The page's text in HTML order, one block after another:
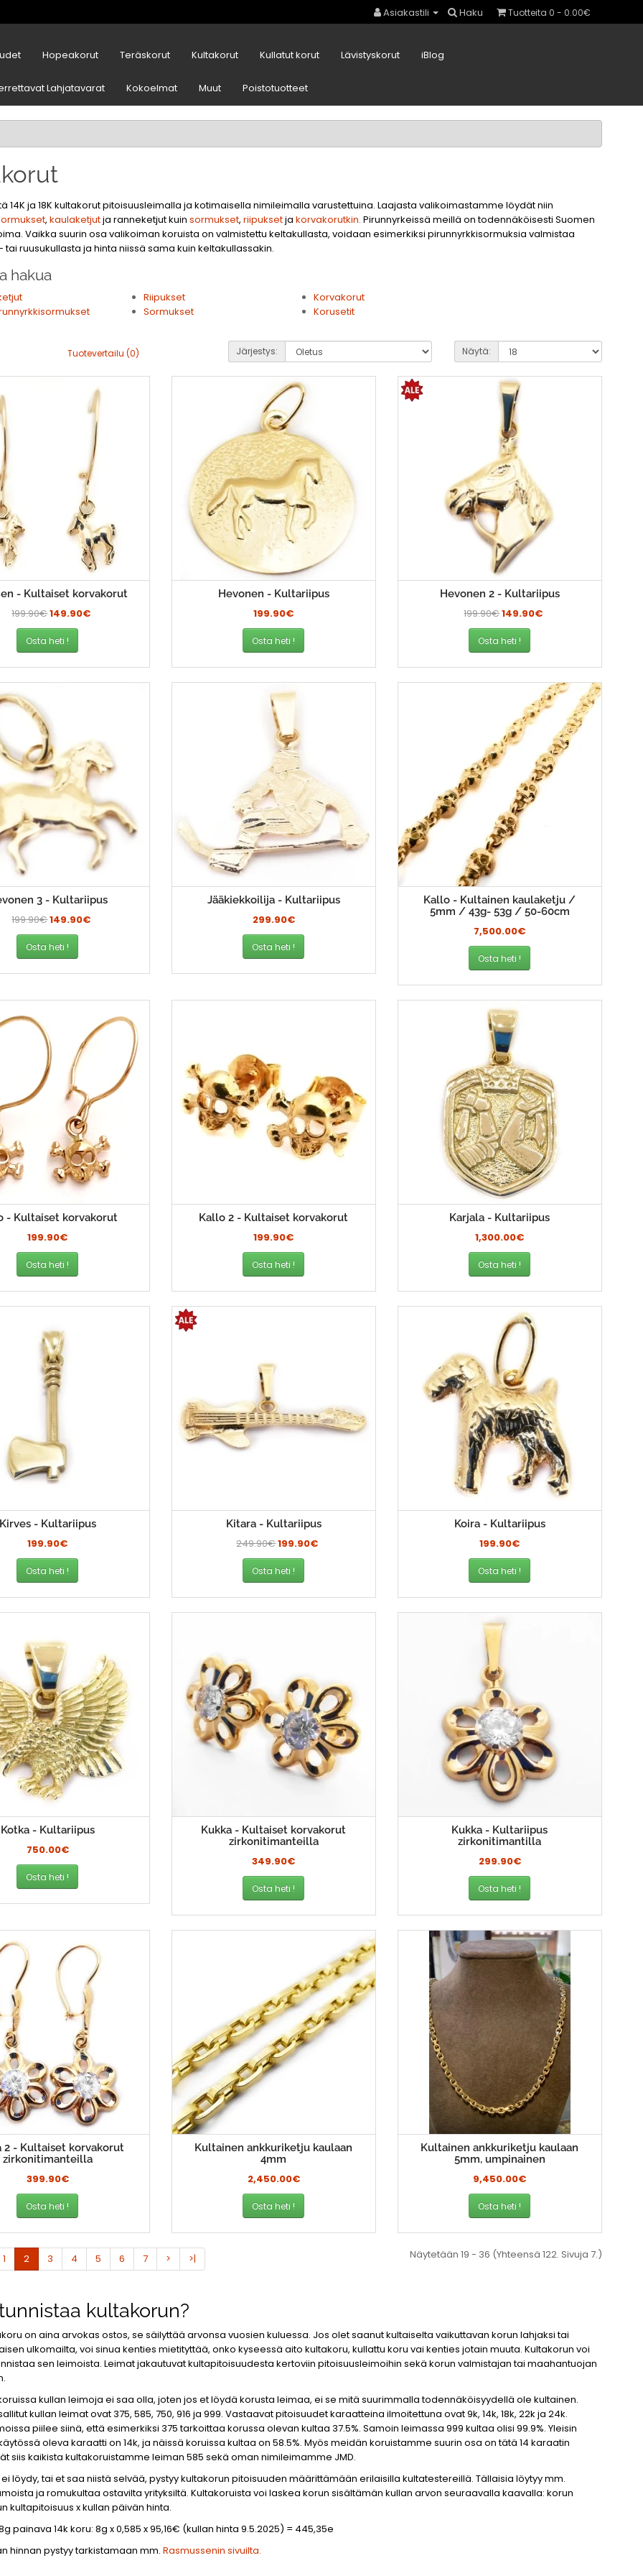
Asiakastili Haku Tuotteita 0 - 0.00€
Hopeakorut Teräskorut Kultakorut Kullatut korut Lävistyskorut iBlog
Lahjatavarat Kokoelmat Muut Poistotuotteet
14K ja 18K kultakorut pitoisuusleimalla ja kotimaisella nimileimalla varustettuina. Laajasta valikoimastamme löydät niin
, kaulaketjutja ranneketjut kuin sormukset, riipuksetja korvakorutkin. Pirunnyrkeissä meillä on todennäköisesti Suomen
Vaikka suurin osa valikoiman koruista on valmistettu keltakullasta, voidaan esimerkiksi pirunnyrkkisormuksia valmistaa
tai ruusukullasta ja hinta niissä sama kuin keltakullassakin.
hakua
Riipukset
Sormukset
Korvakorut
Korusetit
Tuotevertailu (0) Järjestys: Näytä:
- Kultaiset korvakorut
199.90€149.90€
Osta heti !
Hevonen - Kultariipus
199.90€
Osta heti !
Hevonen 2 - Kultariipus
199.90€149.90€
Osta heti !
3 - Kultariipus
199.90€149.90€
Osta heti !
Jääkiekkoilija - Kultariipus
299.90€
Osta heti !
Kallo - Kultainen kaulaketju /
5mm / 43g- 53g / 50-60cm
7,500.00€
Osta heti !
- Kultaiset korvakorut
199.90€
Osta heti !
Kallo 2 - Kultaiset korvakorut
199.90€
Osta heti !
Karjala - Kultariipus
1,300.00€
Osta heti !
- Kultariipus
199.90€
Osta heti !
Kitara - Kultariipus
249.90€199.90€
Osta heti !
Koira - Kultariipus
199.90€
Osta heti !
Kotka - Kultariipus
750.00€
Osta heti !
Kukka - Kultaiset korvakorut
zirkonitimanteilla
349.90€
Osta heti !
Kukka - Kultariipus
zirkonitimantilla
299.90€
Osta heti !
2 - Kultaiset korvakorut
zirkonitimanteilla
399.90€
Osta heti !
Kultainen ankkuriketju kaulaan
4mm
2,450.00€
Osta heti !
Kultainen ankkuriketju kaulaan
5mm, umpinainen
9,450.00€
Osta heti !
1 2 3 4 5 6 7 > >| Näytetään 19 - 36 (Yhteensä 122. Sivuja 7.)
kultakorun?
on aina arvokas ostos, se säilyttää arvonsa vuosien kuluessa. Jos olet saanut kultaiselta vaikuttavan korun lahjaksi tai
ulkomailta, voi sinua kenties mietityttää, onko kyseessä aito kultakoru, kullattu koru vai kenties jotain muuta. Kultakorun voi
sen leimoista. Leimat jakautuvat kultapitoisuudesta kertoviin pitoisuusleimoihin sekä korun valmistajan tai maahantuojan
kullan leimoja ei saa olla, joten jos et löydä korusta leimaa, ei se mitä suurimmalla todennäköisyydellä ole kultainen.
kullan leimat ovat 375, 585, 750, 916 ja 999. Vastaavat pitoisuudet karaatteina ilmoitettuna ovat 9k, 14k, 18k, 22k ja 24k.
piilee siinä, että esimerkiksi 375 tarkoittaa korussa olevan kultaa 37.5%. Samoin leimassa 999 kultaa olisi 99.9%. Yleisin
oleva karaatti on 14k, ja näissä koruissa kultaa on 58.5%. Myös meidän koruistamme suurin osa on tätä 14 karaatin
siis kaikista kultakoruistamme leiman 585 sekä oman nimileimamme JMD.
löydy, tai et saa niistä selvää, pystyy kultakorun pitoisuuden määrittämään erilaisilla kultatestereillä. Tällaisia löytyy mm.
ja romukultaa ostavilta yrityksiltä. Kultakoruista voi laskea korun sisältämän kullan arvon seuraavalla kaavalla: korun
kultapitoisuus x kullan päivän hinta.
painava 14k koru: 8g x 0,585 x 95,16€ (kullan hinta 9.5.2025) = 445,35e
hinnan pystyy tarkistamaan mm. Rasmussenin sivuilta.